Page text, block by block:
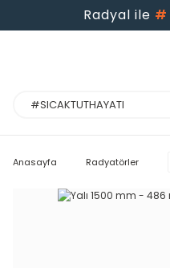
Radyal ile #
Anasayfa Radyatörler